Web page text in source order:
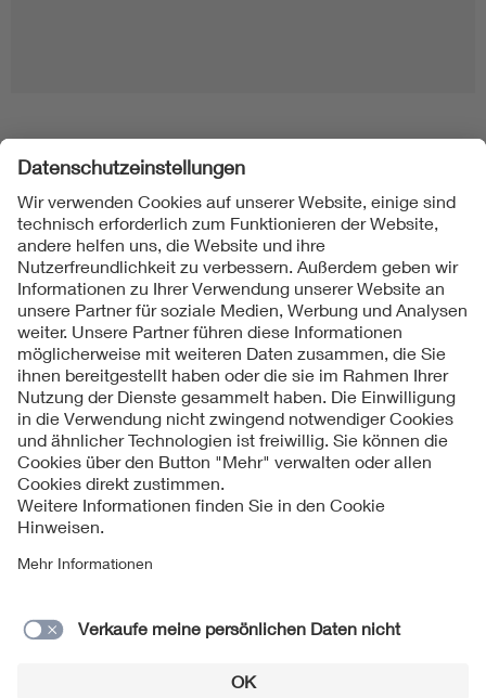
Folgen Sie uns
Kontakt
Impressum
Datenschutzinformationen
Cookie Hinweise
Compliance
Jahresarchiv
© 2026 VDE Verband der Elektrotechnik Elektronik